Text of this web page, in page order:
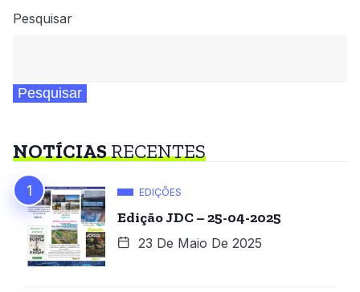
Pesquisar
Pesquisar
NOTÍCIASRECENTES
EDIÇÕES
Edição JDC – 25-04-2025
23 De Maio De 2025